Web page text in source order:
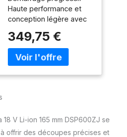
Haute performance et
conception légère avec
magnésium moulé sous
pression Réglage rapide
de l'angle pour -1, 22, 5
349,75 €
V Li-ion 165 mm DSP600ZJ se
offrir des découpes précises et